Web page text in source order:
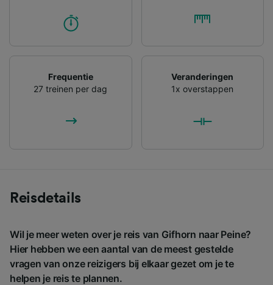
Frequentie
27 treinen per dag
Veranderingen
1x overstappen
Reisdetails
Wil je meer weten over je reis van Gifhorn naar Peine?
Hier hebben we een aantal van de meest gestelde
vragen van onze reizigers bij elkaar gezet om je te
helpen je reis te plannen.